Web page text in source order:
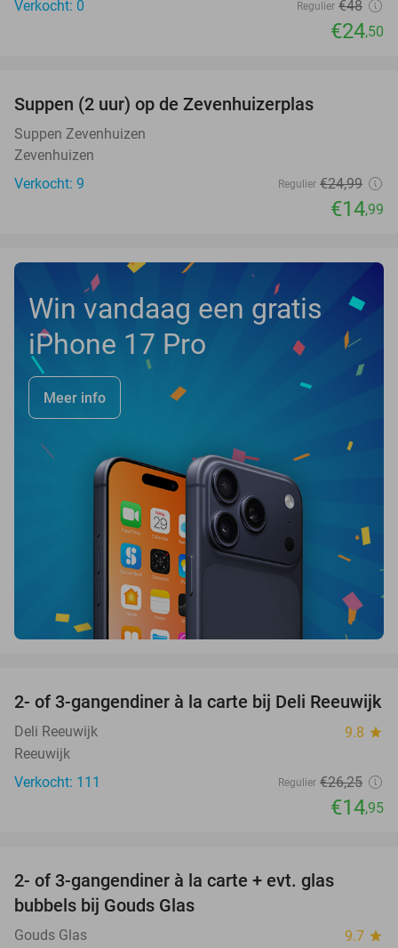
Verkocht: 0 Regulier €48
€24,50
NEW
TODAY
Suppen (2 uur) op de Zevenhuizerplas
Suppen Zevenhuizen
Zevenhuizen
Verkocht: 9
Regulier €24,99
€14,99
Win vandaag een gratis
iPhone 17 Pro
Meer info
43%
2- of 3-gangendiner à la carte bij Deli Reeuwijk
Deli Reeuwijk 9.8 star
Reeuwijk
Verkocht: 111
Regulier €26,25
€14,95
2- of 3-gangendiner à la carte + evt. glas
bubbels bij Gouds Glas
Gouds Glas 9.7 star